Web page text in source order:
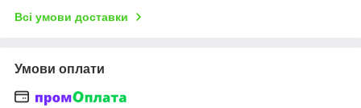
Всі умови доставки
Умови оплати